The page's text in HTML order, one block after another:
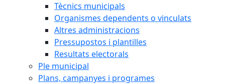
Tècnics municipals
Organismes dependents o vinculats
Altres administracions
Pressupostos i plantilles
Resultats electorals
Ple municipal
Plans, campanyes i programes